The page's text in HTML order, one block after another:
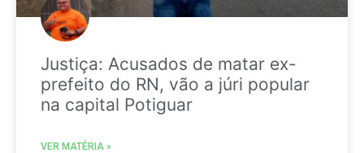
Justiça: Acusados de matar ex-
prefeito do RN, vão a júri popular
na capital Potiguar
VER MATÉRIA »